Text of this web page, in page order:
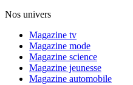
Nos univers
Magazine tv
Magazine mode
Magazine science
Magazine jeunesse
Magazine automobile